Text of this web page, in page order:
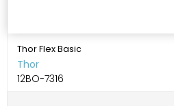
Thor Flex Basic
Thor
12BO-7316